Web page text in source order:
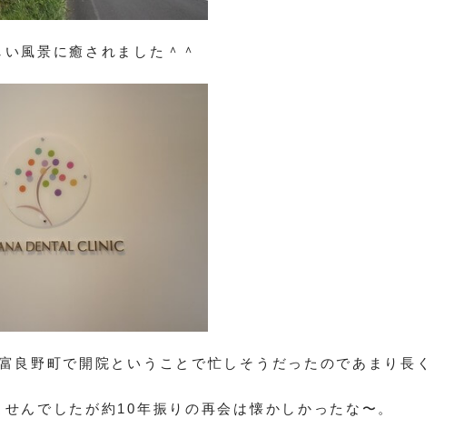
風景に癒されました＾＾
良野町で開院ということで忙しそうだったのであまり長く
んでしたが約10年振りの再会は懐かしかったな〜。